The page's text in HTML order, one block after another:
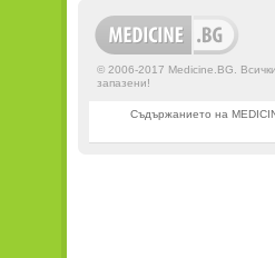
© 2006-2017 Medicine.BG.
запазени!
Съдържанието на